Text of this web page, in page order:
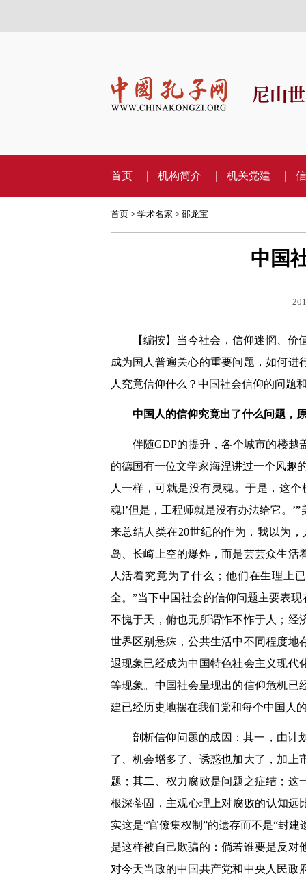
尼山
首页 机构简介 机关党建
首页> 学术名家 > 邵龙宝
中国
【编按】当今社会，信仰迷惘、
成为国人普遍关心的重要问题，如何
人究竟信仰什么？中国社会信仰的问
中国人的信仰究竟出了什么问题，
伴随GDP的提升，各个城市的楼
的德国有一位文学家海涅讲过一个风趣
人一样 ，可就是没有灵魂。于是 ， 这个
魂!’但是 ， 工程师就是没有办法给它 。
来总结人类在20世纪的作为，我以为
岛、长崎上空的爆炸，而是芸芸众生
人活着究竟为了什么；他们在生理上
全。”当下中国社会的信仰问题主要表
不愧于天，俯也无所谓怍不怍于人；经
世界区别悬殊，公共生活中不同程度地
退现象已经成为中国特色社会主义现代
等现象。中国社会呈现出的信仰危机已
建已经历史地摆在我们党和每个中国人
剖析信仰问题的成因：其一，由计
了、机会增多了、诱惑也加大了，加上
题；其二、权力腐败是问题之症结；
根深蒂固，主观心理上对腐败的认知远
实这是“官僚集权制”的遗存而不是“封
是这样被自己欺骗的：倘若谁要是反
对今天当政的中国共产党和中央人民